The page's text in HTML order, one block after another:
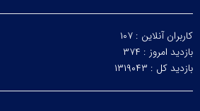
کاربران آنلاین : ۱۰۷
بازدید امروز : ۳۷۴
بازدید کل : ۱۳۱۹۰۴۳